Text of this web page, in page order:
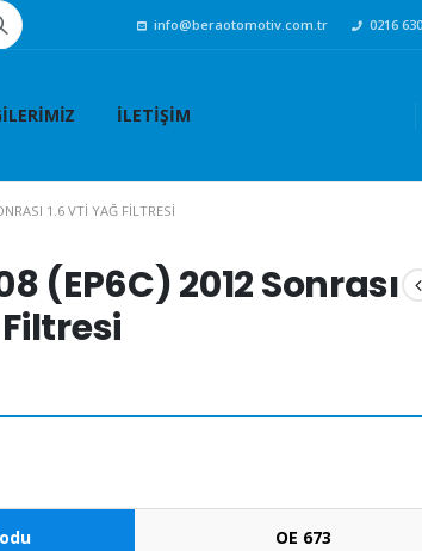
info@beraotomotiv.com.tr 0216
İLETIŞIM
1.6 VTI YAĞ FILTRESI
(EP6C) 2012 Sonrası
OE 673